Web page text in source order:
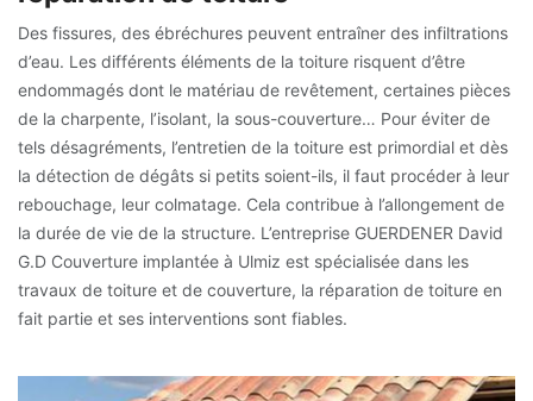
Des fissures, des ébréchures peuvent entraîner des infiltrations
d’eau. Les différents éléments de la toiture risquent d’être
endommagés dont le matériau de revêtement, certaines pièces
de la charpente, l’isolant, la sous-couverture… Pour éviter de
tels désagréments, l’entretien de la toiture est primordial et dès
la détection de dégâts si petits soient-ils, il faut procéder à leur
rebouchage, leur colmatage. Cela contribue à l’allongement de
la durée de vie de la structure. L’entreprise GUERDENER David
G.D Couverture implantée à Ulmiz est spécialisée dans les
travaux de toiture et de couverture, la réparation de toiture en
fait partie et ses interventions sont fiables.